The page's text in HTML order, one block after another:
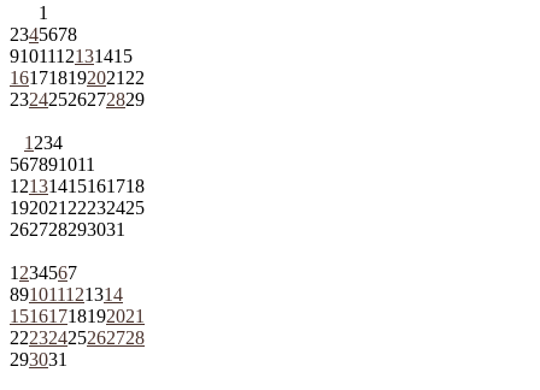
1
2345678
9101112131415
161718192021 22
23242526272829
1 234
567891011
12131415161718
192021 22232425
262728293031
1 234567
891011121314
15161718192021
22232425262728
293031